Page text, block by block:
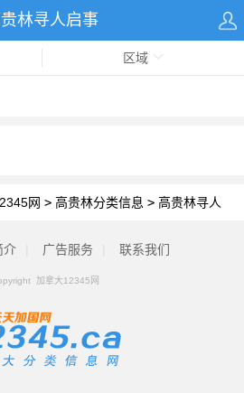
林寻人启事
区域
网 > 高贵林分类信息 > 高贵林寻人
介 广告服务 联系我们
加拿大12345网